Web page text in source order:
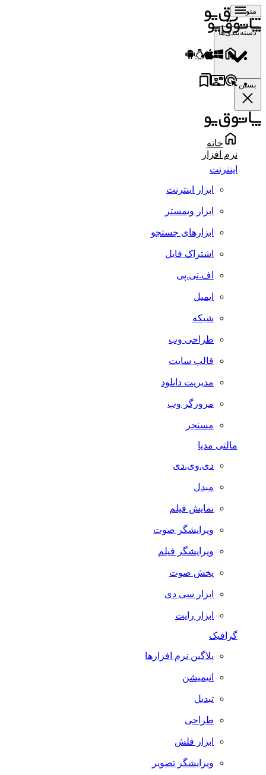
منو
دسته‌بندی‌ها
بستن
خانه
نرم افزار
اینترنت
ابزار اینترنت
ابزار وبمستر
ابزارهای جستجو
اشتراک فایل
اف.تی.پی
ایمیل
شبکه
طراحی وب
قالب سایت
مدیریت دانلود
مرورگر وب
مسنجر
مالتی مدیا
دی.وی.دی
مبدل
نمایش فیلم
ویرایشگر صوت
ویرایشگر فیلم
پخش صوت
ابزار سی دی
ابزار رایت
گرافیک
پلاگین نرم افزارها
انیمیشن
تبدیل
طراحی
ابزار فلش
ویرایشگر تصویر